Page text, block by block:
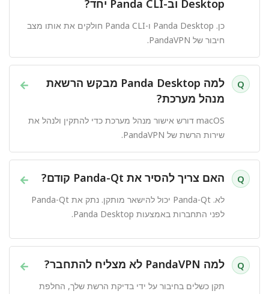
Desktop וב-Panda CLI יחד?
כן. Panda Desktop ו-Panda CLI חולקים את אותו מצב
חיבור של PandaVPN.
Q
→
למה Panda Desktop מבקש הרשאת
מנהל מערכת?
macOS דורש אישור מנהל מערכת כדי להתקין ולנהל את
שירות הרשת של PandaVPN.
Q
→ האם צריך להסיר את Panda-Qt קודם?
לא. Panda-Qt יכול להישאר מותקן. נתק את Panda-Qt
לפני התחברות באמצעות Panda Desktop.
Q
→ למה PandaVPN לא מצליח להתחבר?
תקן כשלים בחיבור על ידי בדיקת הרשת שלך, החלפת